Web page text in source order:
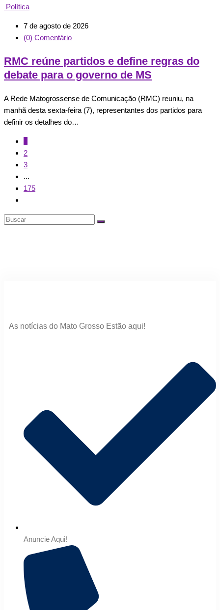
Política
7 de agosto de 2026
(0) Comentário
RMC reúne partidos e define regras do
debate para o governo de MS
A Rede Matogrossense de Comunicação (RMC) reuniu, na
manhã desta sexta-feira (7), representantes dos partidos para
definir os detalhes do…
2
3
...
175
As notícias do Mato Grosso Estão aqui!
Anuncie Aqui!